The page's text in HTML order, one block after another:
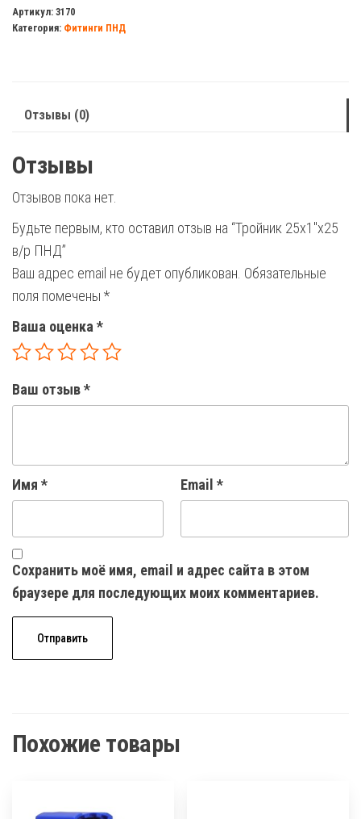
25х1"х25
в/
Артикул: 3170
Категория: Фитинги ПНД
Отзывы (0)
Отзывы
Отзывов пока нет.
Будьте первым, кто оставил отзыв на “Тройник 25х1″х25
в/р ПНД”
Ваш адрес email не будет опубликован. Обязательные
поля помечены *
Ваша оценка *
Ваш отзыв*
Имя * Email *
Сохранить моё имя, email и адрес сайта в этом
браузере для последующих моих комментариев.
Похожие товары